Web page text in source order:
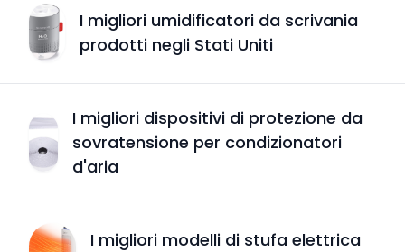
I migliori umidificatori da scrivania
prodotti negli Stati Uniti
I migliori dispositivi di protezione da
sovratensione per condizionatori
d'aria
I migliori modelli di stufa elettrica